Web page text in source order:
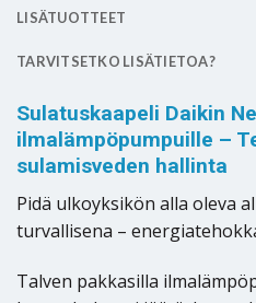
LISÄTUOTTEET
TARVITSETKO LISÄTIETOA?
Sulatuskaapeli Daikin
ilmalämpöpumpuille –
sulamisveden hallinta
Pidä ulkoyksikön alla oleva
turvallisena –
Talven pakkasilla